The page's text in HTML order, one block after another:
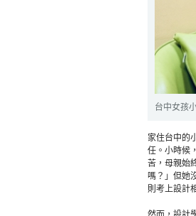
台中女孩
家住台中的
任。小時候
苦，母親始
嗎？」但她
則考上設計